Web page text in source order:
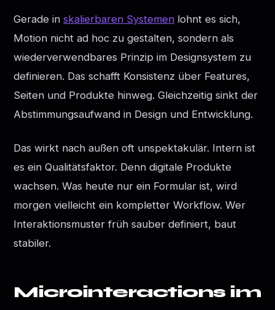
Gerade inskalierbaren Systemen lohnt es sich,
Motion nicht ad hoc zu gestalten, sondern als
wiederverwendbares Prinzip im Designsystem zu
definieren. Das schafft Konsistenz über Features,
Seiten und Produkte hinweg. Gleichzeitig sinkt der
Abstimmungsaufwand in Design und Entwicklung.
Das wirkt nach außen oft unspektakulär. Intern ist
es ein Qualitätsfaktor. Denn digitale Produkte
wachsen. Was heute nur ein Formular ist, wird
morgen vielleicht ein kompletter Workflow. Wer
Interaktionsmuster früh sauber definiert, baut
stabiler.
Microinteractions im